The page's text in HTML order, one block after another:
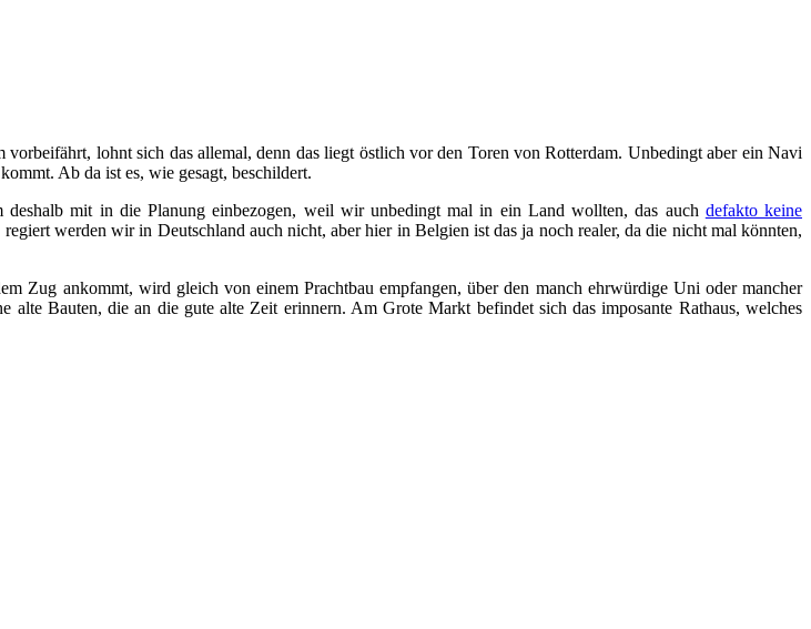
lohnt sich das allemal, denn das liegt östlich vor den Toren von Rotterdam. Unbedingt aber ein Navi
Ab da ist es, wie gesagt, beschildert.
mit in die Planung einbezogen, weil wir unbedingt mal in ein Land wollten, das auch defakto keine
werden wir in Deutschland auch nicht, aber hier in Belgien ist das ja noch realer, da die nicht mal könnten,
Zug ankommt, wird gleich von einem Prachtbau empfangen, über den manch ehrwürdige Uni oder mancher
alte Bauten, die an die gute alte Zeit erinnern. Am Grote Markt befindet sich das imposante Rathaus, welches